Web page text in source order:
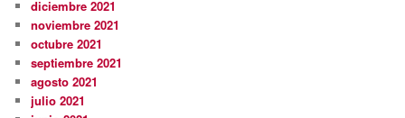
diciembre 2021
noviembre 2021
octubre 2021
septiembre 2021
agosto 2021
julio 2021